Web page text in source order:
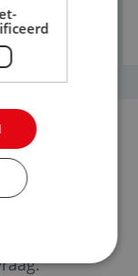
ZOCHT?
voor